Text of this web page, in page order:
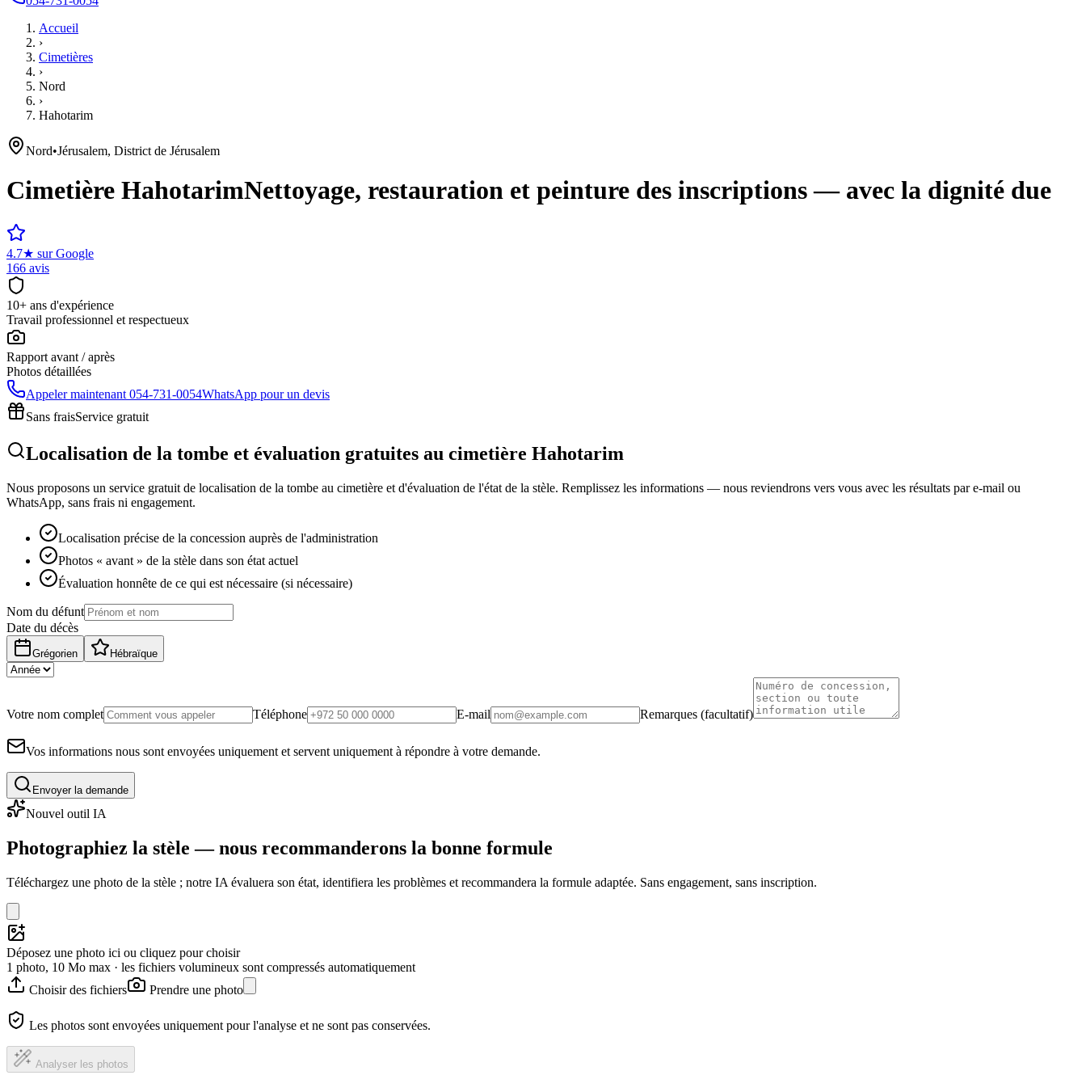
Accueil
›
Cimetières
›
Nord
›
Hahotarim
Nord•Jérusalem, District de Jérusalem
Cimetière HahotarimNettoyage, restauration et peinture des inscriptions — avec la dignité due
4.7★ sur Google
166 avis
10+ ans d'expérience
Travail professionnel et respectueux
Rapport avant / après
Photos détaillées
Appeler maintenant 054-731-0054WhatsApp pour un devis
Sans fraisService gratuit
Localisation de la tombe et évaluation gratuites au cimetière Hahotarim
Nous proposons un service gratuit de localisation de la tombe au cimetière et d'évaluation de l'état de la stèle. Remplissez les informations — nous reviendrons vers vous avec les résultats par e-mail ou
WhatsApp, sans frais ni engagement.
Localisation précise de la concession auprès de l'administration
Photos « avant » de la stèle dans son état actuel
Évaluation honnête de ce qui est nécessaire (si nécessaire)
Nom du défunt
Date du décès
Grégorien Hébraïque
Votre nom complet Téléphone E-mail Remarques (facultatif)
Vos informations nous sont envoyées uniquement et servent uniquement à répondre à votre demande.
Envoyer la demande
Nouvel outil IA
Photographiez la stèle — nous recommanderons la bonne formule
Téléchargez une photo de la stèle ; notre IA évaluera son état, identifiera les problèmes et recommandera la formule adaptée. Sans engagement, sans inscription.
Déposez une photo ici ou cliquez pour choisir
1 photo, 10 Mo max · les fichiers volumineux sont compressés automatiquement
Choisir des fichiers
Prendre une photo
Les photos sont envoyées uniquement pour l'analyse et ne sont pas conservées.
Analyser les photos